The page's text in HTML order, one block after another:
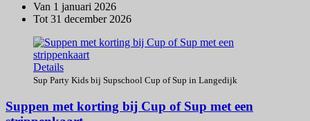
Van 1 januari 2026
Tot 31 december 2026
Details
Sup Party Kids bij Supschool Cup of Sup in Langedijk
Suppen met korting bij Cup of Sup met een